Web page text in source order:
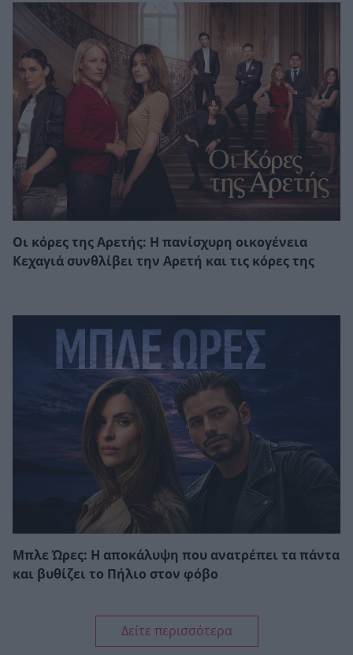
Οι κόρες της Αρετής: Η πανίσχυρη οικογένεια
Κεχαγιά συνθλίβει την Αρετή και τις κόρες της
Μπλε Ώρες: Η αποκάλυψη που ανατρέπει τα πάντα
και βυθίζει το Πήλιο στον φόβο
Δείτε περισσότερα